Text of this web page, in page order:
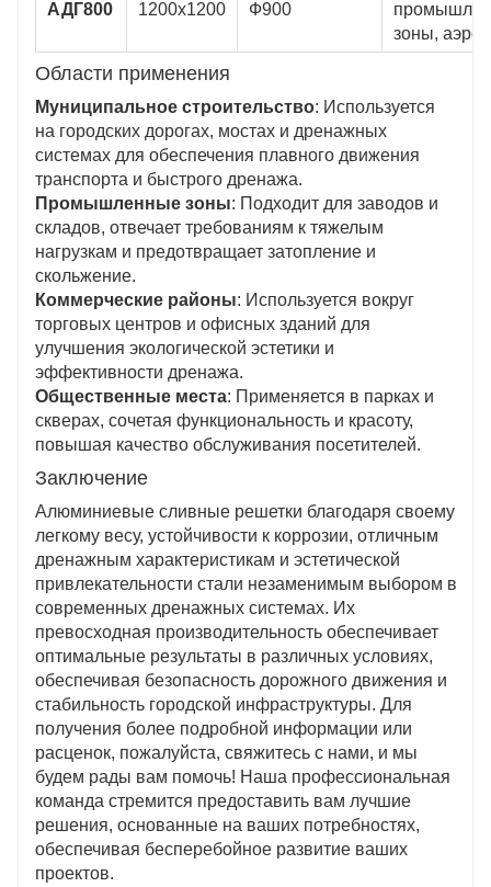
АДГ800 1200x1200 Ф900
зоны,
Области применения
Муниципальное строительство: Используется
на городских дорогах, мостах и ​​дренажных
системах для обеспечения плавного движения
транспорта и быстрого дренажа.
Промышленные зоны: Подходит для заводов и
складов, отвечает требованиям к тяжелым
нагрузкам и предотвращает затопление и
скольжение.
Коммерческие районы: Используется вокруг
торговых центров и офисных зданий для
улучшения экологической эстетики и
эффективности дренажа.
Общественные места: Применяется в парках и
скверах, сочетая функциональность и красоту,
повышая качество обслуживания посетителей.
Заключение
Алюминиевые сливные решетки благодаря своему
легкому весу, устойчивости к коррозии, отличным
дренажным характеристикам и эстетической
привлекательности стали незаменимым выбором в
современных дренажных системах. Их
превосходная производительность обеспечивает
оптимальные результаты в различных условиях,
обеспечивая безопасность дорожного движения и
стабильность городской инфраструктуры. Для
получения более подробной информации или
расценок, пожалуйста, свяжитесь с нами, и мы
будем рады вам помочь! Наша профессиональная
команда стремится предоставить вам лучшие
решения, основанные на ваших потребностях,
обеспечивая бесперебойное развитие ваших
проектов.